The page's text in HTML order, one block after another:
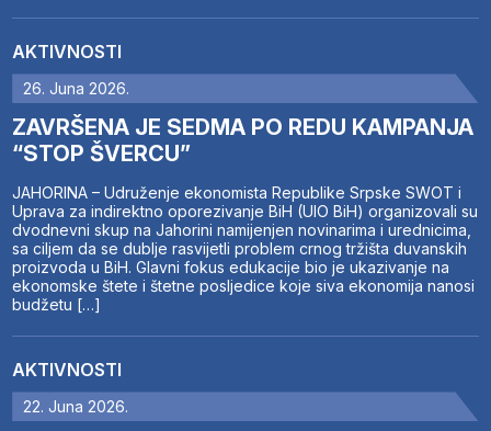
AKTIVNOSTI
26. Juna 2026.
ZAVRŠENA JE SEDMA PO REDU KAMPANJA
“STOP ŠVERCU”
JAHORINA – Udruženje ekonomista Republike Srpske SWOT i
Uprava za indirektno oporezivanje BiH (UIO BiH) organizovali su
dvodnevni skup na Jahorini namijenjen novinarima i urednicima,
sa ciljem da se dublje rasvijetli problem crnog tržišta duvanskih
proizvoda u BiH. Glavni fokus edukacije bio je ukazivanje na
ekonomske štete i štetne posljedice koje siva ekonomija nanosi
budžetu […]
AKTIVNOSTI
22. Juna 2026.